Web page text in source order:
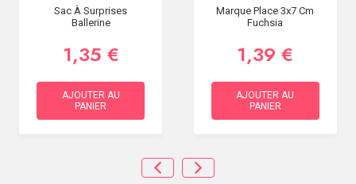
Sac À Surprises
Ballerine
1,35 €
AJOUTER AU
PANIER
Marque Place 3x7 Cm
Fuchsia
1,39 €
AJOUTER AU
PANIER